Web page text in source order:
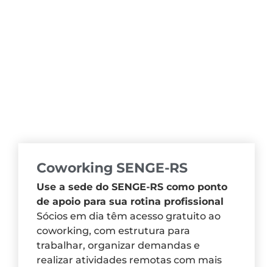
Coworking SENGE-RS
Use a sede do SENGE-RS como ponto
de apoio para sua rotina profissional
Sócios em dia têm acesso gratuito ao
coworking, com estrutura para
trabalhar, organizar demandas e
realizar atividades remotas com mais